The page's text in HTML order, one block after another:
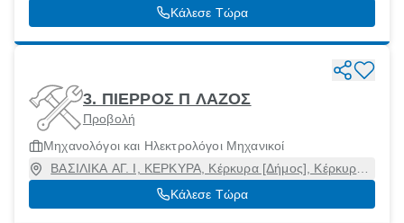
Κάλεσε Τώρα
3. ΠΙΕΡΡΟΣ Π ΛΑΖΟΣ
Προβολή
Μηχανολόγοι και Ηλεκτρολόγοι Μηχανικοί
ΒΑΣΙΛΙΚΑ ΑΓ. Ι, ΚΕΡΚΥΡΑ, Κέρκυρα [Δήμος], Κέρκυρα,
49100
Κάλεσε Τώρα